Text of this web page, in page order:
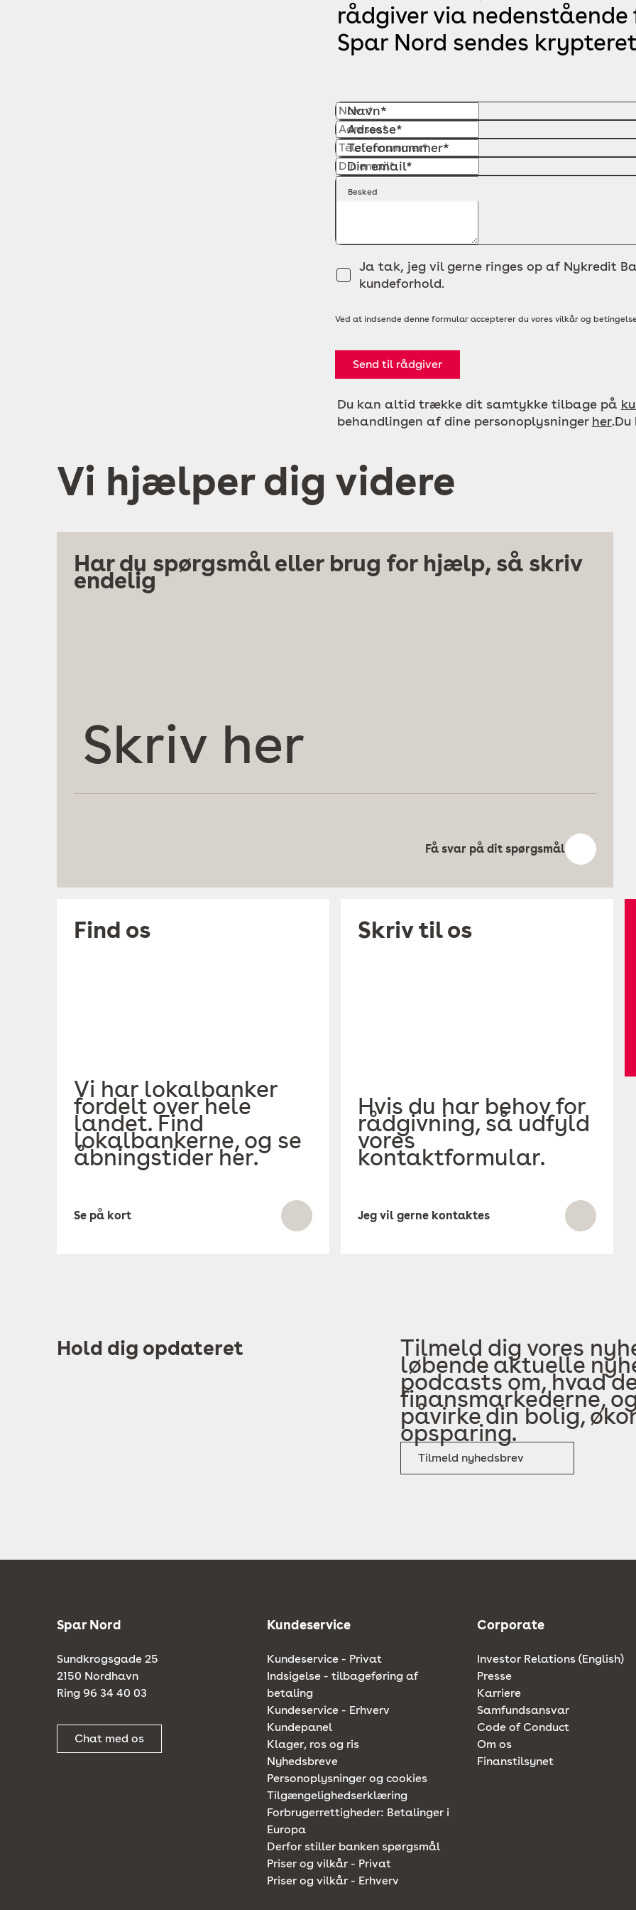
rådgiver via
Spar Nord sendes
Navn*
Adresse*
Telefonnummer*
Din email*
Besked
Ja tak, jeg vil gerne ringes op af Nykredit
kundeforhold.
Ved at indsende denne formular accepterer du vores vilkår og
Send til rådgiver
Du kan altid trække dit samtykke tilbage på
behandlingen af dine personoplysninger her
Vi hjælper dig videre
Har du spørgsmål eller brug for hjælp, så skriv
endelig
Få svar på dit spørgsmål
Find os
Vi har lokalbanker
fordelt over hele
landet. Find
lokalbankerne, og se
åbningstider her.
Se på kort
Skriv til os
Hvis du har behov for
rådgivning, så udfyld
vores
kontaktformular.
Jeg vil gerne kontaktes
Hold dig opdateret Tilmeld dig vores
løbende aktuelle
podcasts om, hvad
finansmarkederne,
påvirke din bolig,
opsparing.
Tilmeld nyhedsbrev
Spar Nord
Sundkrogsgade 25
2150 Nordhavn
Ring 96 34 40 03
Chat med os
Kundeservice
Kundeservice - Privat
Indsigelse - tilbageføring af
betaling
Kundeservice - Erhverv
Kundepanel
Klager, ros og ris
Nyhedsbreve
Personoplysninger og cookies
Tilgængelighedserklæring
Forbrugerrettigheder: Betalinger i
Europa
Derfor stiller banken spørgsmål
Priser og vilkår - Privat
Priser og vilkår - Erhverv
Corporate
Investor Relations (English)
Presse
Karriere
Samfundsansvar
Code of Conduct
Om os
Finanstilsynet